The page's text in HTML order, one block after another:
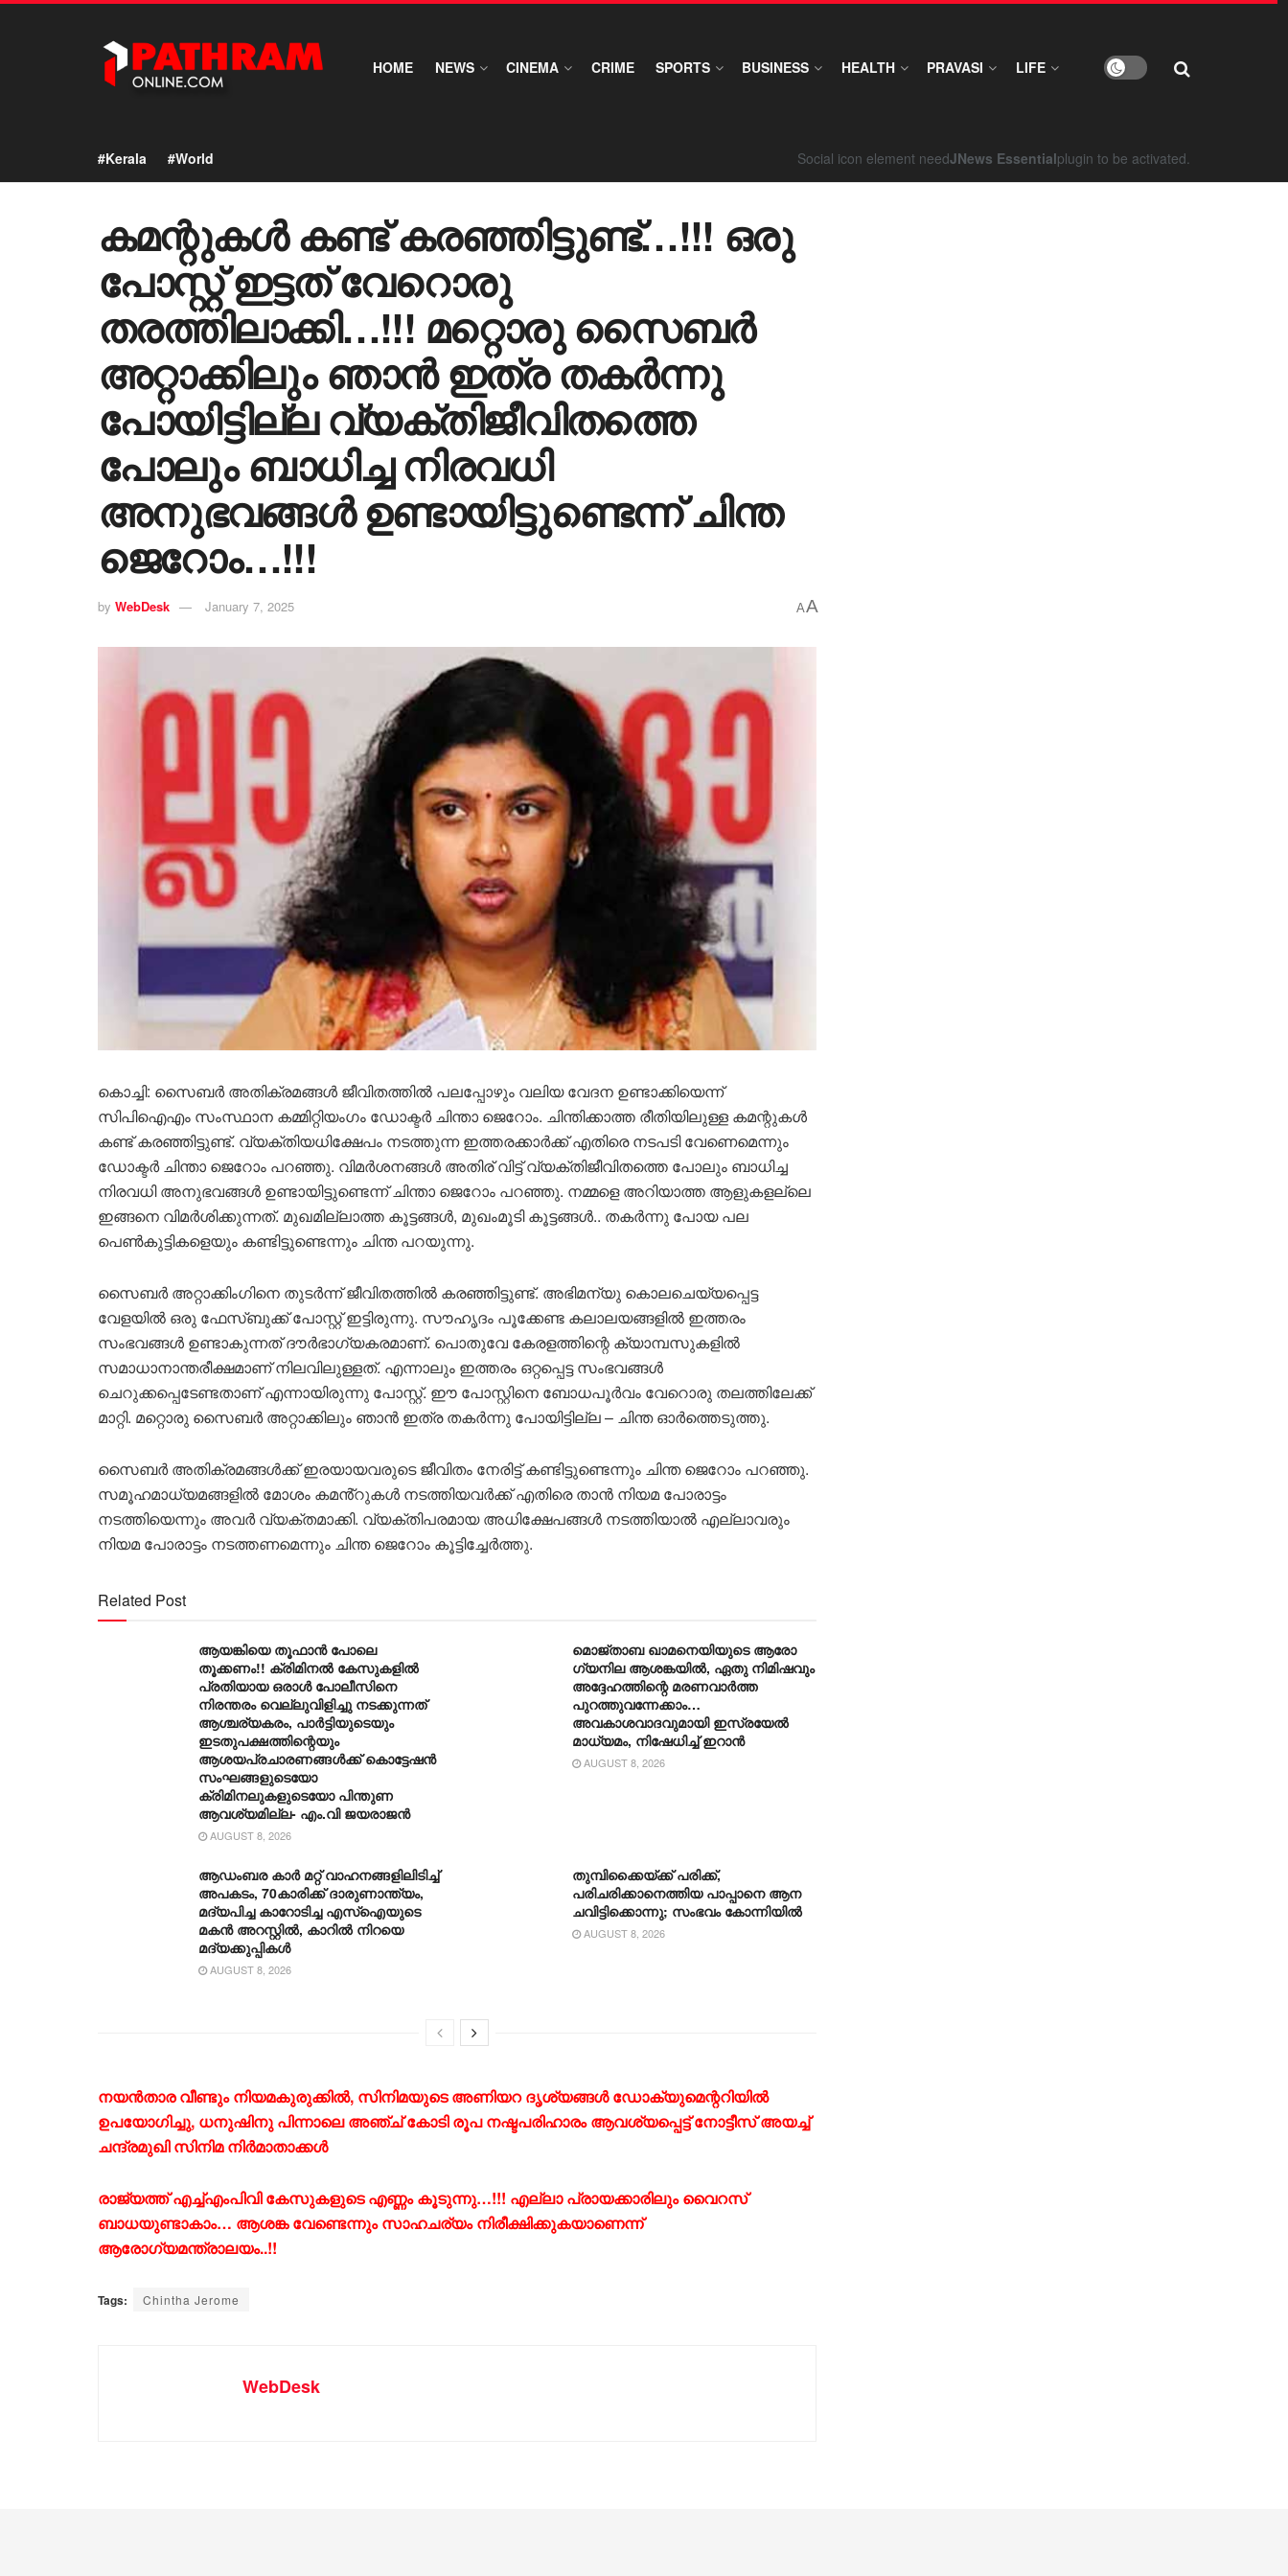
HOME NEWS CINEMA CRIME SPORTS BUSINESS HEALTH PRAVASI LIFE
#Kerala #World Social icon element needJNews Essentialplugin to be activated.
കമന്റുകള്‍ കണ്ട് കരഞ്ഞിട്ടുണ്ട്…!!! ഒരു
പോസ്റ്റ് ഇട്ടത് വേറൊരു
തരത്തിലാക്കി…!!! മറ്റൊരു സൈബര്‍
അറ്റാക്കിലും ഞാന്‍ ഇത്ര തകര്‍ന്നു
പോയിട്ടില്ല വ്യക്തിജീവിതത്തെ
പോലും ബാധിച്ച നിരവധി
അനുഭവങ്ങള്‍ ഉണ്ടായിട്ടുണ്ടെന്ന് ചിന്ത
ജെറോം…!!!
by WebDesk January 7, 2025 AA
കൊച്ചി: സൈബര്‍ അതിക്രമങ്ങള്‍ ജീവിതത്തില്‍ പലപ്പോഴും വലിയ വേദന ഉണ്ടാക്കിയെന്ന്
സിപിഐഎം സംസ്ഥാന കമ്മിറ്റിയംഗം ഡോക്ടര്‍ ചിന്താ ജെറോം. ചിന്തിക്കാത്ത രീതിയിലുള്ള കമന്റുകള്‍
കണ്ട് കരഞ്ഞിട്ടുണ്ട്. വ്യക്തിയധിക്ഷേപം നടത്തുന്ന ഇത്തരക്കാര്‍ക്ക് എതിരെ നടപടി വേണെമെന്നും
ഡോക്ടര്‍ ചിന്താ ജെറോം പറഞ്ഞു. വിമര്‍ശനങ്ങള്‍ അതിര് വിട്ട് വ്യക്തിജീവിതത്തെ പോലും ബാധിച്ച
നിരവധി അനുഭവങ്ങള്‍ ഉണ്ടായിട്ടുണ്ടെന്ന് ചിന്താ ജെറോം പറഞ്ഞു. നമ്മളെ അറിയാത്ത ആളുകളല്ലെ
ഇങ്ങനെ വിമര്‍ശിക്കുന്നത്. മുഖമില്ലാത്ത കൂട്ടങ്ങള്‍, മുഖംമൂടി കൂട്ടങ്ങള്‍.. തകര്‍ന്നു പോയ പല
പെണ്‍കുട്ടികളെയും കണ്ടിട്ടുണ്ടെന്നും ചിന്ത പറയുന്നു.
സൈബര്‍ അറ്റാക്കിംഗിനെ തുടര്‍ന്ന് ജീവിതത്തില്‍ കരഞ്ഞിട്ടുണ്ട്. അഭിമന്യു കൊലചെയ്യപ്പെട്ട
വേളയില്‍ ഒരു ഫേസ്ബുക്ക് പോസ്റ്റ് ഇട്ടിരുന്നു. സൗഹൃദം പൂക്കേണ്ട കലാലയങ്ങളില്‍ ഇത്തരം
സംഭവങ്ങള്‍ ഉണ്ടാകുന്നത് ദൗര്‍ഭാഗ്യകരമാണ്. പൊതുവേ കേരളത്തിന്റെ ക്യാമ്പസുകളില്‍
സമാധാനാന്തരീക്ഷമാണ് നിലവിലുള്ളത്. എന്നാലും ഇത്തരം ഒറ്റപ്പെട്ട സംഭവങ്ങള്‍
ചെറുക്കപ്പെടേണ്ടതാണ് എന്നായിരുന്നു പോസ്റ്റ്. ഈ പോസ്റ്റിനെ ബോധപൂര്‍വം വേറൊരു തലത്തിലേക്ക്
മാറ്റി. മറ്റൊരു സൈബര്‍ അറ്റാക്കിലും ഞാന്‍ ഇത്ര തകര്‍ന്നു പോയിട്ടില്ല – ചിന്ത ഓര്‍ത്തെടുത്തു.
സൈബര്‍ അതിക്രമങ്ങള്‍ക്ക് ഇരയായവരുടെ ജീവിതം നേരിട്ട് കണ്ടിട്ടുണ്ടെന്നും ചിന്ത ജെറോം പറഞ്ഞു.
സമൂഹമാധ്യമങ്ങളില്‍ മോശം കമൻ്റുകൾ നടത്തിയവര്‍ക്ക് എതിരെ താന്‍ നിയമ പോരാട്ടം
നടത്തിയെന്നും അവര്‍ വ്യക്തമാക്കി. വ്യക്തിപരമായ അധിക്ഷേപങ്ങള്‍ നടത്തിയാല്‍ എല്ലാവരും
നിയമ പോരാട്ടം നടത്തണമെന്നും ചിന്ത ജെറോം കൂട്ടിച്ചേര്‍ത്തു.
Related Post
ആയങ്കിയെ തൂഫാൻ പോലെ
തൂക്കണം!! ക്രിമിനൽ കേസുകളിൽ
പ്രതിയായ ഒരാൾ പോലീസിനെ
നിരന്തരം വെല്ലുവിളിച്ചു നടക്കുന്നത്
ആശ്ചര്യകരം, പാർട്ടിയുടെയും
ഇടതുപക്ഷത്തിന്റെയും
ആശയപ്രചാരണങ്ങൾക്ക് കൊട്ടേഷൻ
സംഘങ്ങളുടെയോ
ക്രിമിനലുകളുടെയോ പിന്തുണ
ആവശ്യമില്ല- എം.വി ജയരാജൻ
AUGUST 8, 2026
മൊജ്താബ ഖാമനെയിയുടെ ആരോ​
ഗ്യനില ആശങ്കയിൽ, ഏതു നിമിഷവും
അദ്ദേഹത്തിന്റെ മരണവാർത്ത
പുറത്തുവന്നേക്കാം…
അവകാശവാദവുമായി ഇസ്രയേൽ
മാധ്യമം, നിഷേധിച്ച് ഇറാൻ
AUGUST 8, 2026
ആഡംബര കാര്‍ മറ്റ് വാഹനങ്ങളിലിടിച്ച്
അപകടം, 70കാരിക്ക് ദാരുണാന്ത്യം,
മദ്യപിച്ച കാറോടിച്ച എസ്ഐയുടെ
മകന്‍ അറസ്റ്റില്‍, കാറില്‍ നിറയെ
മദ്യക്കുപ്പികള്‍
AUGUST 8, 2026
തുമ്പിക്കൈയ്ക്ക് പരിക്ക്,
പരിചരിക്കാനെത്തിയ പാപ്പാനെ ആന
ചവിട്ടിക്കൊന്നു; സംഭവം കോന്നിയിൽ
AUGUST 8, 2026
നയൻതാര വീണ്ടും നിയമകുരുക്കിൽ, സിനിമയുടെ അണിയറ ദൃശ്യങ്ങൾ ഡോക്യുമെന്ററിയിൽ
ഉപയോഗിച്ചു, ധനുഷിനു പിന്നാലെ അഞ്ച് കോടി രൂപ നഷ്ടപരിഹാരം ആവശ്യപ്പെട്ട് നോട്ടീസ് അയച്ച്
ചന്ദ്രമുഖി സിനിമ നിർമാതാക്കൾ
രാജ്യത്ത് എച്ച്എംപിവി കേസുകളുടെ എണ്ണം കൂടുന്നു…!!! എല്ലാ പ്രായക്കാരിലും വൈറസ്
ബാധയുണ്ടാകാം… ആശങ്ക വേണ്ടെന്നും സാഹചര്യം നിരീക്ഷിക്കുകയാണെന്ന്
ആരോഗ്യമന്ത്രാലയം..!!
Tags: Chintha Jerome
WebDesk